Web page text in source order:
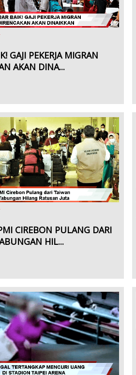
GAJI PEKERJA MIGRAN
AKAN DINA...
CIREBON PULANG DARI
HIL...